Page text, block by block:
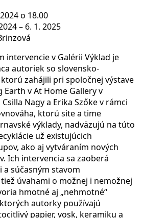
o 18.00
– 6. 1. 2025
intervencie v Galérii Výklad je
autoriek so slovensko-
zahájili pri spoločnej výstave
Earth v At Home Gallery v
Nagy a Erika Szőke v rámci
ktorú site a time
výklady, nadväzujú na túto
už existujúcich
ako aj vytváraním nových
Ich intervencia sa zaoberá
súčasným stavom
úvahami o možnej i nemožnej
hmotné aj „nehmotné“
autorky používajú
papier, vosk, keramiku a